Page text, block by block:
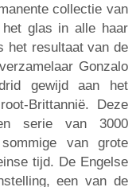
collectie van
glas in alle haar
het resultaat van de
Gonzalo
gewijd aan het
Brittannië. Deze
serie van 3000
van grote
tijd. De Engelse
een van de